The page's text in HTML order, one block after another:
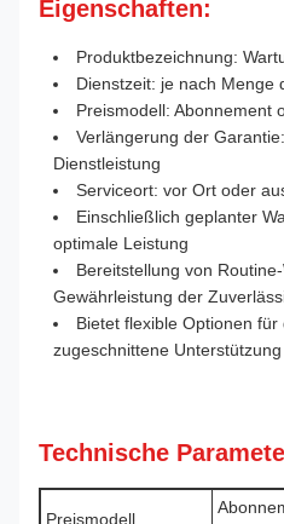
Eigenschaften:
Produktbezeichnung:
Dienstzeit: je nach Menge
Preismodell: Abonnement
Verlängerung der
Dienstleistung
Serviceort: vor Ort oder
Einschließlich geplanter
optimale Leistung
Bereitstellung von
Gewährleistung der
Bietet flexible Optionen
zugeschnittene
Technische
Preismodell